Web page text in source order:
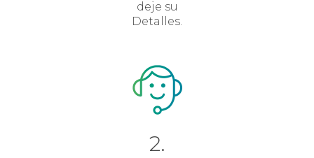
deje su
Detalles.
2.